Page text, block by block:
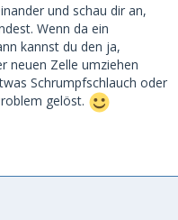
und schau dir an,
Wenn da ein
kannst du den ja,
neuen Zelle umziehen
Schrumpfschlauch oder
gelöst.